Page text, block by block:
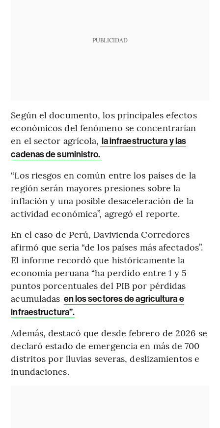
PUBLICIDAD
Según el documento, los principales efectos
económicos del fenómeno se concentrarían
en el sector agrícola, la infraestructura y las
cadenas de suministro.
“Los riesgos en común entre los países de la
región serán mayores presiones sobre la
inflación y una posible desaceleración de la
actividad económica”, agregó el reporte.
En el caso de Perú, Davivienda Corredores
afirmó que sería “de los países más afectados”.
El informe recordó que históricamente la
economía peruana “ha perdido entre 1 y 5
puntos porcentuales del PIB por pérdidas
acumuladas en los sectores de agricultura e
infraestructura”.
Además, destacó que desde febrero de 2026 se
declaró estado de emergencia en más de 700
distritos por lluvias severas, deslizamientos e
inundaciones.